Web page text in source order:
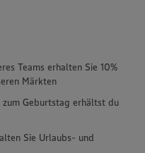
Teams erhalten Sie 10%
Märkten
zum Geburtstag erhältst du
Sie Urlaubs- und